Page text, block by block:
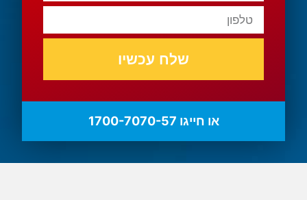
שלח עכשיו
או חייגו 1700-7070-57